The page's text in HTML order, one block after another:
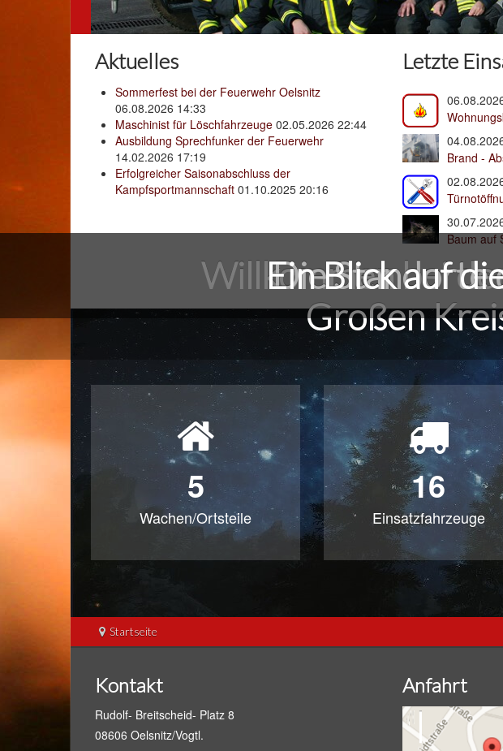
Willkommen bei
Großen
Die Standorte
Ein Blick auf
Aktuelles
Sommerfest bei der Feuerwehr Oelsnitz
06.08.2026 14:33
Maschinist für Löschfahrzeuge 02.05.2026 22:44
Ausbildung Sprechfunker der Feuerwehr
14.02.2026 17:19
Erfolgreicher Saisonabschluss der
Kampfsportmannschaft 01.10.2025 20:16
Letzte
Brand -
Baum auf
5
Wachen/Ortsteile
16
Einsatzfahrzeuge
Startseite
Kontakt
Rudolf- Breitscheid- Platz 8
08606 Oelsnitz/Vogtl.
Anfahrt